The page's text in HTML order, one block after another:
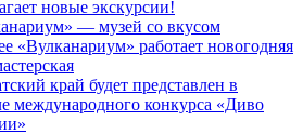
новые экскурсии!
— музей со вкусом
«Вулканариум» работает новогодняя
край будет представлен в
международного конкурса «Диво